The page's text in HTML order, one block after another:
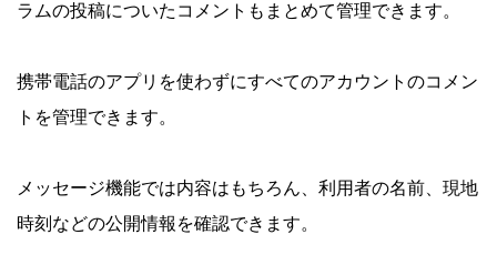
ラムの投稿についたコメントもまとめて管理できます。
携帯電話のアプリを使わずにすべてのアカウントのコメン
トを管理できます。
メッセージ機能では内容はもちろん、利用者の名前、現地
時刻などの公開情報を確認できます。